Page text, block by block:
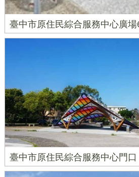
臺中市原住民綜合服務中心廣
臺中市原住民綜合服務中心門口